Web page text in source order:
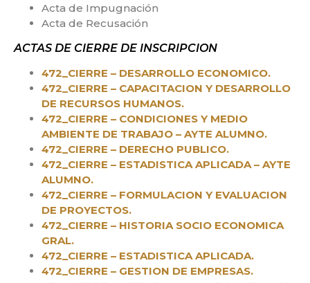
Acta de Impugnación
Acta de Recusación
ACTAS DE CIERRE DE INSCRIPCION
472_CIERRE – DESARROLLO ECONOMICO.
472_CIERRE – CAPACITACION Y DESARROLLO
DE RECURSOS HUMANOS.
472_CIERRE – CONDICIONES Y MEDIO
AMBIENTE DE TRABAJO – AYTE ALUMNO.
472_CIERRE – DERECHO PUBLICO.
472_CIERRE – ESTADISTICA APLICADA – AYTE
ALUMNO.
472_CIERRE – FORMULACION Y EVALUACION
DE PROYECTOS.
472_CIERRE – HISTORIA SOCIO ECONOMICA
GRAL.
472_CIERRE – ESTADISTICA APLICADA.
472_CIERRE – GESTION DE EMPRESAS.